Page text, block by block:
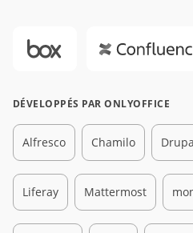
DÉVELOPPÉS PAR ONLYOFFICE
Alfresco Chamilo
Liferay Mattermost